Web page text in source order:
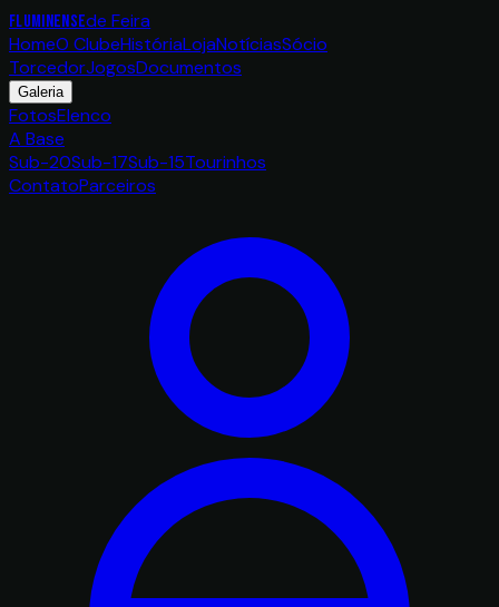
FLUMINENSEde Feira
HomeO ClubeHistóriaLojaNotíciasSócio
TorcedorJogosDocumentos
Galeria
FotosElenco
A Base
Sub-20Sub-17Sub-15Tourinhos
ContatoParceiros